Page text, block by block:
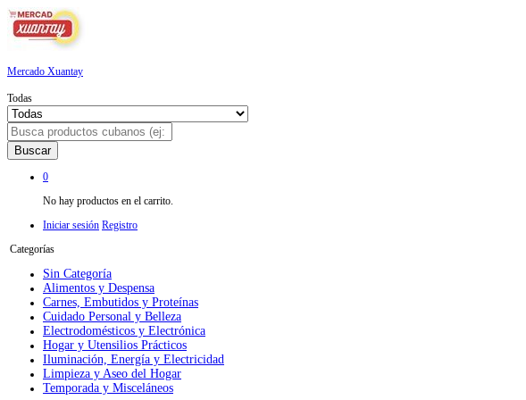
Mercado Xuantay
Todas
Buscar
0
No hay productos en el carrito.
Iniciar sesión Registro
Categorías
Sin Categoría
Alimentos y Despensa
Carnes, Embutidos y Proteínas
Cuidado Personal y Belleza
Electrodomésticos y Electrónica
Hogar y Utensilios Prácticos
Iluminación, Energía y Electricidad
Limpieza y Aseo del Hogar
Temporada y Misceláneos